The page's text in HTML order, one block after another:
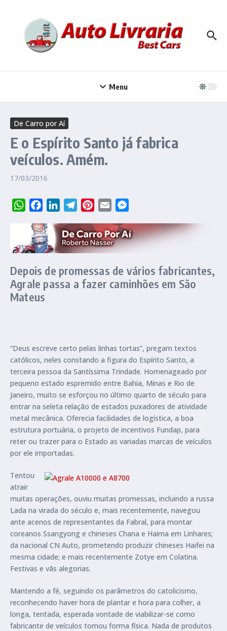
Menu
De Carro por Aí
E o Espírito Santo já fabrica
veículos. Amém.
17/03/2016
WhatsAppFacebookLinkedInTelegramPinterest
Email
Depois de promessas de vários fabricantes,
Agrale passa a fazer caminhões em São
Mateus
“Deus escreve certo pelas linhas tortas”, pregam textos
católicos, neles constando a figura do Espírito Santo, a
terceira pessoa da Santíssima Trindade. Homenageado por
pequeno estado espremido entre Bahia, Minas e Rio de
Janeiro, muito se esforçou no último quarto de século para
entrar na seleta relação de estados puxadores de atividade
metal mecânica. Oferecia facilidades de logística, a boa
estrutura portuária, o projeto de incentivos Fundap, para
reter ou trazer para o Estado as variadas marcas de veículos
por ele importadas.
Tentou
atrair
muitas operações, ouviu muitas promessas, incluindo a russa
Lada na virada do século e, mais recentemente, navegou
ante acenos de representantes da Fabral, para montar
coreanos Ssangyong e chineses Chana e Haima em Linhares;
da nacional CN Auto, prometendo produzir chineses Haifei na
mesma cidade; e mais recentemente Zotye em Colatina.
Festivas e vãs alegorias.
Mantendo a fé, seguindo os parâmetros do catolicismo,
reconhecendo haver hora de plantar e hora para colher, a
longa, tentada, esperada vontade de viabilizar-se como
fabricante de veículos tomou forma física. Nada de produtos